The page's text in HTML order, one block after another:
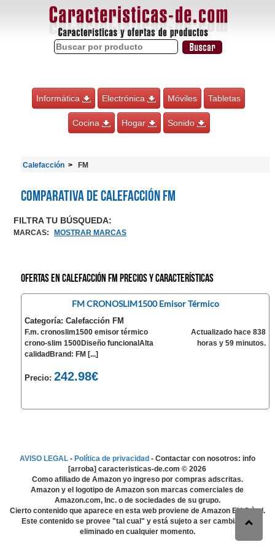
Informática Electrónica Móviles Tabletas
Cocina Hogar Sonido
Calefacción FM
Comparativa de Calefacción FM
FILTRA TU BÚSQUEDA:
MARCAS: MOSTRAR MARCAS
Ofertas en Calefacción FM precios y características
FM CRONOSLIM1500 Emisor Térmico
Categoría: Calefacción FM
F.m. cronoslim1500 emisor térmico
crono-slim 1500Diseño funcionalAlta
calidadBrand: FM [...]
Precio:242.98€
Actualizado hace 838
horas y 59 minutos.
AVISO LEGAL- Política de privacidad - Contactar con nosotros: info
[arroba] caracteristicas-de.com ©2026
Como afiliado de Amazon yo ingreso por compras adscritas.
Amazon y el logotipo de Amazon son marcas comerciales de
Amazon.com, Inc. o de sociedades de su grupo.
Cierto contenido que aparece en esta web proviene de Amazon EU S.à r.l.
Este contenido se provee "tal cual" y está sujeto a ser cambiado o
eliminado en cualquier momento.